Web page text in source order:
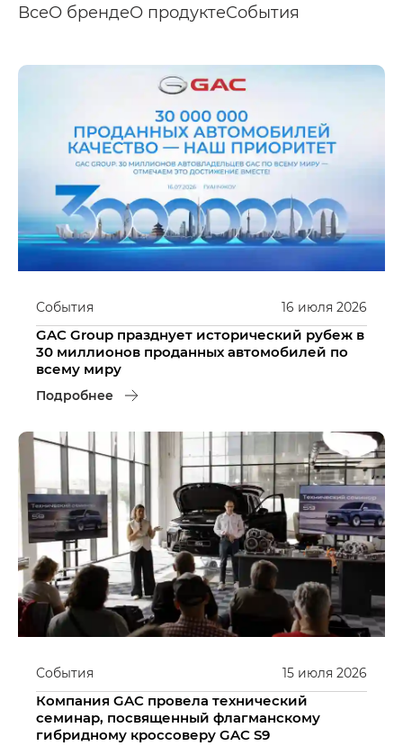
ВсеО брендеО продуктеСобытия
16 июля 2026
События
GAC Group празднует исторический рубеж в
30 миллионов проданных автомобилей по
всему миру
Подробнее
15 июля 2026
События
Компания GAC провела технический
семинар, посвященный флагманскому
гибридному кроссоверу GAC S9